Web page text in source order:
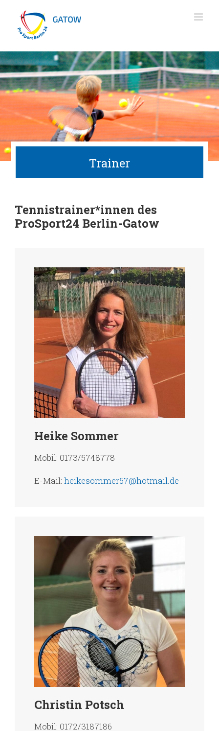
Inhalt
springen
Trainer
Tennistrainer*innen des
ProSport24 Berlin-Gatow
Heike Sommer
Mobil: 0173/5748778
E-Mail: heikesommer57@hotmail.de
Christin Potsch
Mobil: 0172/3187186